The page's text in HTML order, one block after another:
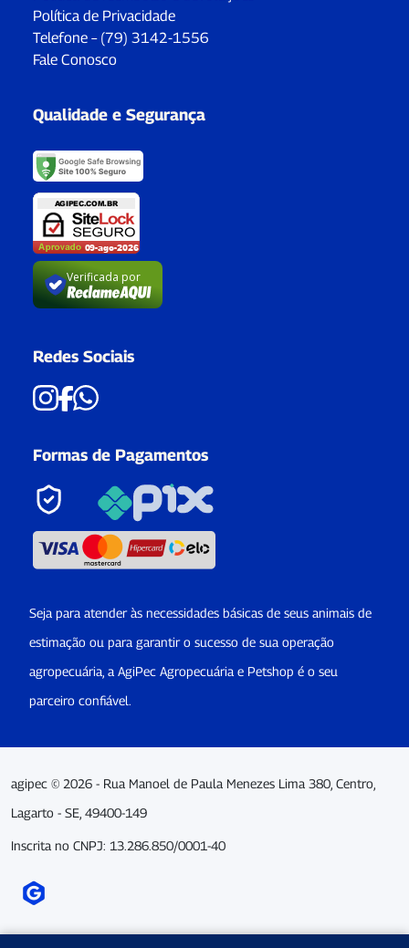
Política de Privacidade
Telefone – (79) 3142-1556
Fale Conosco
Qualidade e Segurança
Verificada por
Redes Sociais
Formas de Pagamentos
Seja para atender às necessidades básicas de seus animais de
estimação ou para garantir o sucesso de sua operação
agropecuária, a AgiPec Agropecuária e Petshop é o seu
parceiro confiável.
agipec © 2026 - Rua Manoel de Paula Menezes Lima 380, Centro,
Lagarto - SE, 49400-149
Inscrita no CNPJ: 13.286.850/0001-40